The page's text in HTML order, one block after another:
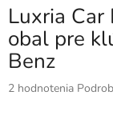
Luxria Car
obal pre
Benz
Priemerné
2 hodnotenia